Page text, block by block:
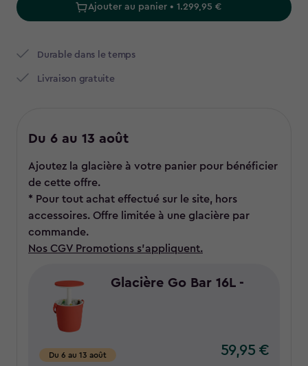
Ajouter au panier • 1.299,95 €
Durable dans le temps
Livraison gratuite
Du 6 au 13 août
Ajoutez la glacière à votre panier pour bénéficier
de cette offre.
* Pour tout achat effectué sur le site, hors
accessoires. Offre limitée à une glacière par
commande.
Nos CGV Promotions s'appliquent.
Glacière Go Bar 16L -
Du 6 au 13 août
59,95
59,95 €